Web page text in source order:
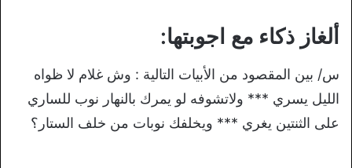
ألغاز ذكاء مع اجوبتها:
س/ بين المقصود من الأبيات التالية : وش غلام لا ظواه
الليل يسري *** ولاتشوفه لو يمرك بالنهار نوب للساري
على الثنتين يغري *** ويخلفك نوبات من خلف الستار؟